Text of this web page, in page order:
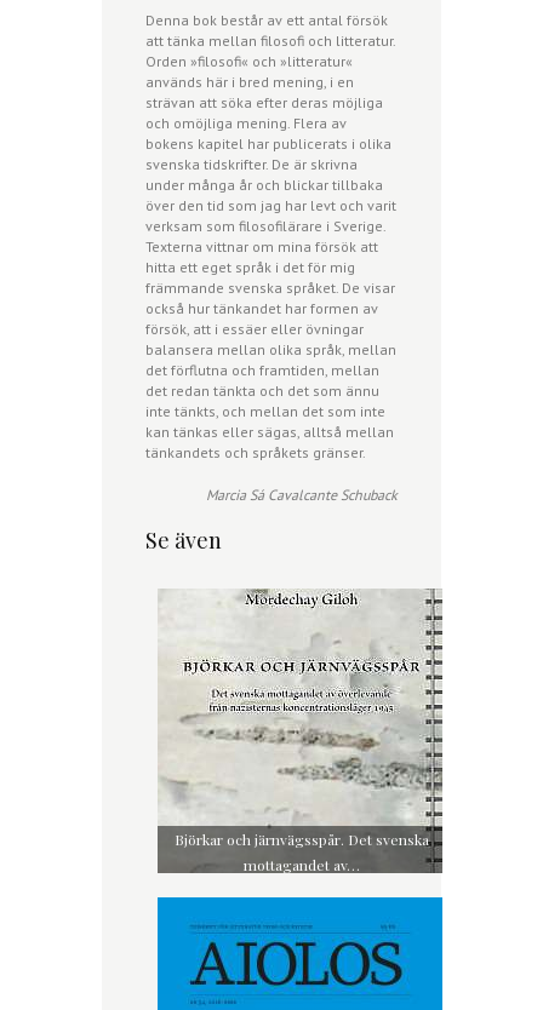
Denna bok består av ett antal försök
att tänka mellan filosofi och litteratur.
Orden »filosofi« och »litteratur«
används här i bred mening, i en
strävan att söka efter deras möjliga
och omöjliga mening. Flera av
bokens kapitel har publicerats i olika
svenska tidskrifter. De är skrivna
under många år och blickar tillbaka
över den tid som jag har levt och varit
verksam som filosofilärare i Sverige.
Texterna vittnar om mina försök att
hitta ett eget språk i det för mig
främmande svenska språket. De visar
också hur tänkandet har formen av
försök, att i essäer eller övningar
balansera mellan olika språk, mellan
det förflutna och framtiden, mellan
det redan tänkta och det som ännu
inte tänkts, och mellan det som inte
kan tänkas eller sägas, alltså mellan
tänkandets och språkets gränser.
Marcia Sá Cavalcante Schuback
Se även
Björkar och järnvägsspår. Det svenska
mottagandet av…